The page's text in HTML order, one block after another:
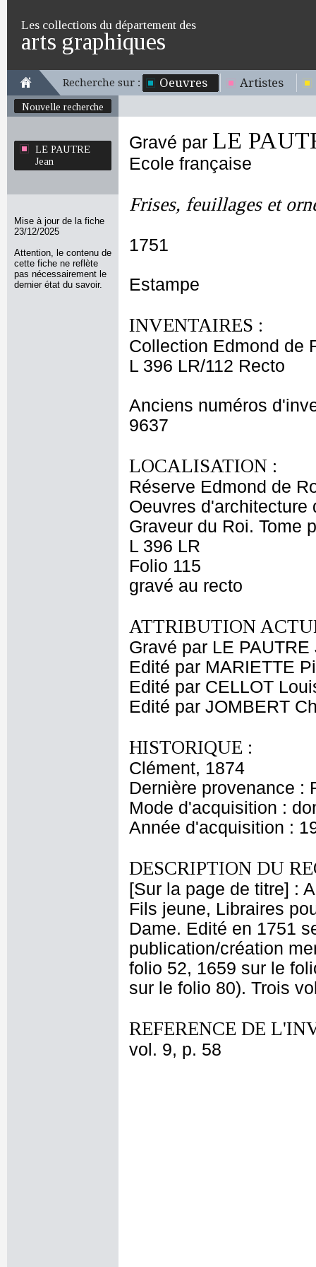
Les collections du département des
arts graphiques
Recherche sur : Oeuvres Artistes
Nouvelle recherche
LE PAUTRE
Jean
Mise à jour de la fiche
23/12/2025
Attention, le contenu de
cette fiche ne reflète
pas nécessairement le
dernier état du savoir.
Gravé par LE
Ecole française
Frises, feuillages et
1751
Estampe
INVENTAIRES :
Collection Edmond de
L 396 LR/112 Recto
Anciens numéros
9637
LOCALISATION :
Réserve Edmond de
Oeuvres d'architecture
Graveur du Roi. Tome
L 396 LR
Folio 115
gravé au recto
ATTRIBUTION
Gravé par LE PAUTRE
Edité par MARIETTE
Edité par CELLOT
Edité par JOMBERT
HISTORIQUE :
Clément, 1874
Dernière provenance :
Mode d'acquisition :
Année d'acquisition :
DESCRIPTION DU
[Sur la page de titre] :
Fils jeune, Libraires
Dame. Edité en 1751
publication/création
folio 52, 1659 sur le
sur le folio 80). Trois
REFERENCE DE
vol. 9, p. 58